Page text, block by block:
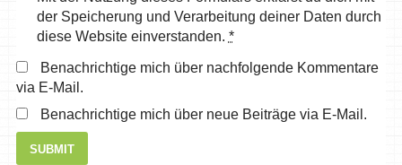
der Speicherung und Verarbeitung deiner Daten durch
diese Website einverstanden. *
Benachrichtige mich über nachfolgende Kommentare
via E-Mail.
Benachrichtige mich über neue Beiträge via E-Mail.